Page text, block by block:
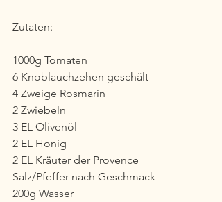
Zutaten:
1000g Tomaten
6 Knoblauchzehen geschält
4 Zweige Rosmarin
2 Zwiebeln
3 EL Olivenöl
2 EL Honig
2 EL Kräuter der Provence
Salz/Pfeffer nach Geschmack
200g Wasser